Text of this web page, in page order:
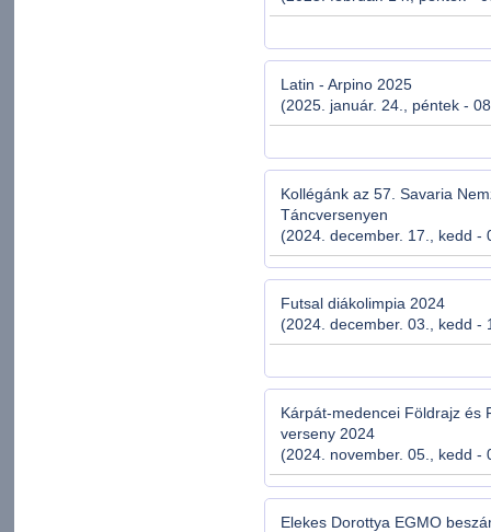
Latin - Arpino 2025
(2025. január. 24., péntek -
Kollégánk az 57. Savaria
Táncversenyen
(2024. december. 17., kedd -
Futsal diákolimpia 2024
(2024. december. 03., kedd -
Kárpát-medencei Földrajz és
verseny 2024
(2024. november. 05., kedd -
Elekes Dorottya EGMO